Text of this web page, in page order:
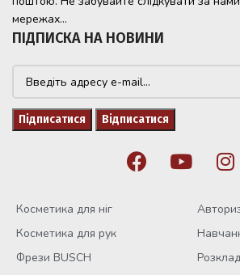
мережах...
ПІДПИСКА НА НОВИНИ
Косметика для ніг
Косметика для рук
Фрези BUSCH